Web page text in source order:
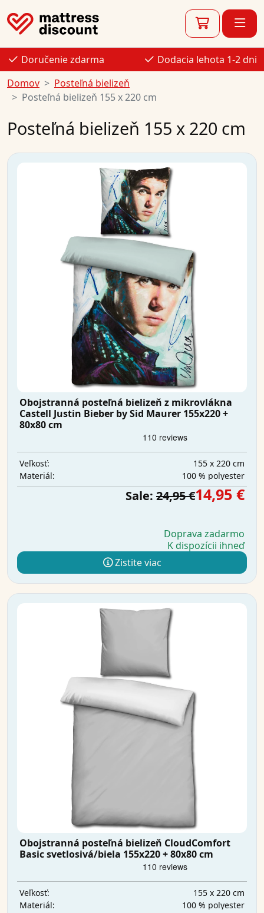
Doručenie zdarma
Dodacia lehota 1-2 dni
Domov
Posteľná bielizeň
Posteľná bielizeň 155 x 220 cm
Posteľná bielizeň 155 x 220 cm
Obojstranná posteľná bielizeň z mikrovlákna
Castell Justin Bieber by Sid Maurer 155x220 +
80x80 cm
Veľkosť:
155 x 220 cm
Materiál:
100 % polyester
Sale: 24,95 €14,95 €
Doprava zadarmo
K dispozícii ihneď
Zistite viac
Obojstranná posteľná bielizeň CloudComfort
Basic svetlosivá/biela 155x220 + 80x80 cm
Veľkosť:
155 x 220 cm
Materiál:
100 % polyester